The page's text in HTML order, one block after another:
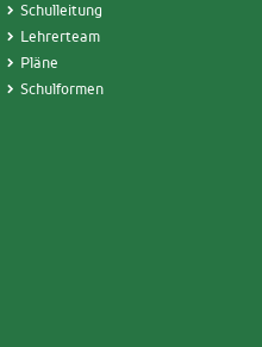
Schulleitung
Lehrerteam
Pläne
Schulformen